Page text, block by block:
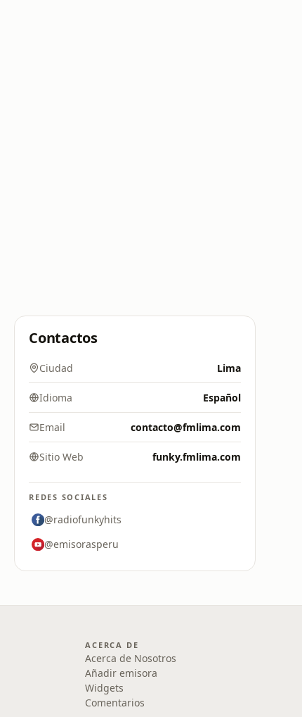
Contactos
Ciudad Lima
Idioma Español
Email contacto@fmlima.com
Sitio Web funky.fmlima.com
REDES SOCIALES
@radiofunkyhits
@emisorasperu
ACERCA DE
Acerca de Nosotros
Añadir emisora
Widgets
Comentarios